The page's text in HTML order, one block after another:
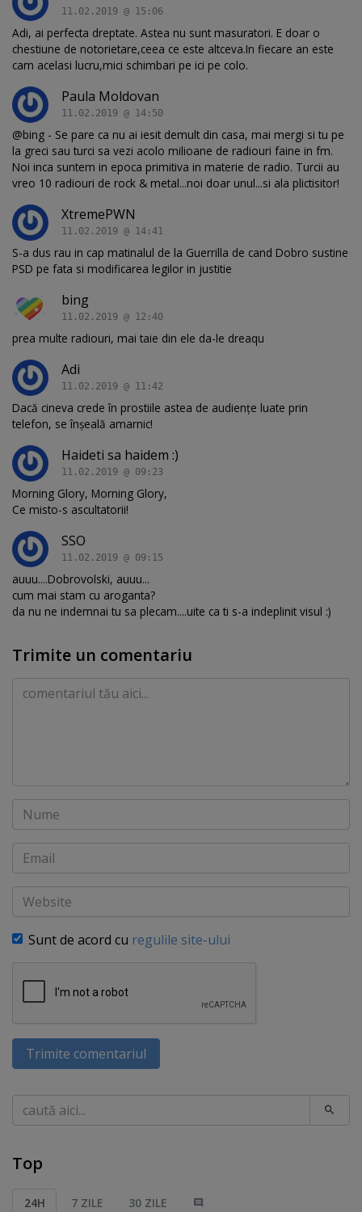
11.02.2019 @ 15:06
Adi, ai perfecta dreptate. Astea nu sunt masuratori. E doar o
chestiune de notorietare,ceea ce este altceva.In fiecare an este
cam acelasi lucru,mici schimbari pe ici pe colo.
Paula Moldovan
11.02.2019 @ 14:50
@bing - Se pare ca nu ai iesit demult din casa, mai mergi si tu pe
la greci sau turci sa vezi acolo milioane de radiouri faine in fm.
Noi inca suntem in epoca primitiva in materie de radio. Turcii au
vreo 10 radiouri de rock & metal...noi doar unul...si ala plictisitor!
XtremePWN
11.02.2019 @ 14:41
S-a dus rau in cap matinalul de la Guerrilla de cand Dobro sustine
PSD pe fata si modificarea legilor in justitie
bing
11.02.2019 @ 12:40
prea multe radiouri, mai taie din ele da-le dreaqu
Adi
11.02.2019 @ 11:42
Dacă cineva crede în prostiile astea de audiențe luate prin
telefon, se înșeală amarnic!
Haideti sa haidem :)
11.02.2019 @ 09:23
Morning Glory, Morning Glory,
Ce misto-s ascultatorii!
SSO
11.02.2019 @ 09:15
auuu....Dobrovolski, auuu...
cum mai stam cu aroganta?
da nu ne indemnai tu sa plecam....uite ca ti s-a indeplinit visul :)
Trimite un comentariu
Comentariu
Nume
Email
Website
Sunt de acord cu regulile site-ului
Trimite comentariul
Caută
Top
24H 7 ZILE 30 ZILE